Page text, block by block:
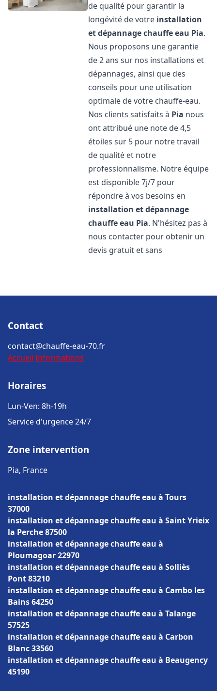
de qualité pour garantir la
longévité de votre installation
et dépannage chauffe eau Pia.
Nous proposons une garantie
de 2 ans sur nos installations et
dépannages, ainsi que des
conseils pour une utilisation
optimale de votre chauffe-eau.
Nos clients satisfaits à Pia nous
ont attribué une note de 4,5
étoiles sur 5 pour notre travail
de qualité et notre
professionnalisme. Notre équipe
est disponible 7j/7 pour
répondre à vos besoins en
installation et dépannage
chauffe eau Pia. N'hésitez pas à
nous contacter pour obtenir un
devis gratuit et sans
Contact
contact@chauffe-eau-70.fr
Accueil Informations
Horaires
Lun-Ven: 8h-19h
Service d'urgence 24/7
Zone intervention
Pia, France
installation et dépannage chauffe eau à Tours
37000
installation et dépannage chauffe eau à Saint Yrieix
la Perche 87500
installation et dépannage chauffe eau à
Ploumagoar 22970
installation et dépannage chauffe eau à Solliès
Pont 83210
installation et dépannage chauffe eau à Cambo les
Bains 64250
installation et dépannage chauffe eau à Talange
57525
installation et dépannage chauffe eau à Carbon
Blanc 33560
installation et dépannage chauffe eau à Beaugency
45190